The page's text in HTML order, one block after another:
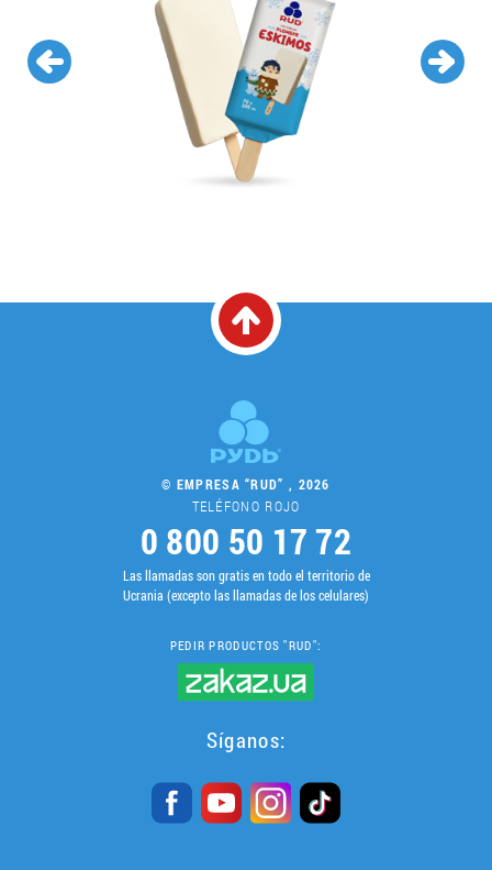
© EMPRESA “RUD” , 2026
TELÉFONO ROJO
0 800 50 17 72
Las llamadas son gratis en todo el territorio de
Ucrania (excepto las llamadas de los celulares)
PEDIR PRODUCTOS "RUD":
Síganos: